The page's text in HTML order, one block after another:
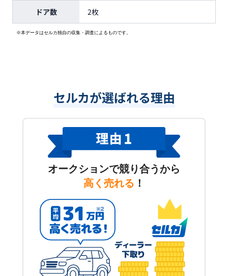
ドア数 2枚
※本データはセルカ独自の収集・調査によるものです。
セルカが選ばれる理由
オークションで競り合うから
高く売れる ！